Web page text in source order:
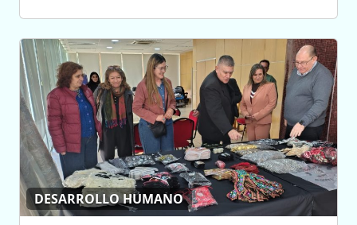
DESARROLLO HUMANO